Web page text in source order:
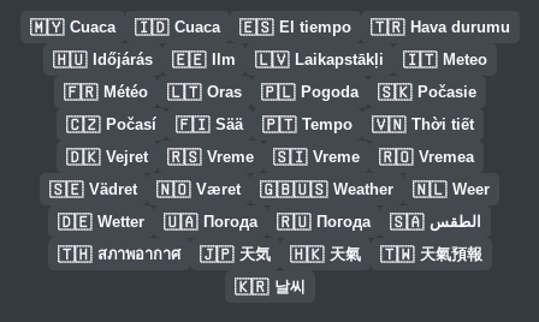
🇲🇾 Cuaca 🇮🇩 Cuaca 🇪🇸 El tiempo 🇹🇷 Hava durumu
🇭🇺 Időjárás 🇪🇪 Ilm 🇱🇻 Laikapstākļi 🇮🇹 Meteo
🇫🇷 Météo 🇱🇹 Oras 🇵🇱 Pogoda 🇸🇰 Počasie
🇨🇿 Počasí 🇫🇮 Sää 🇵🇹 Tempo 🇻🇳 Thời tiết
🇩🇰 Vejret 🇷🇸 Vreme 🇸🇮 Vreme 🇷🇴 Vremea
🇸🇪 Vädret 🇳🇴 Været 🇬🇧🇺🇸 Weather 🇳🇱 Weer
🇩🇪 Wetter 🇺🇦 Погода 🇷🇺 Погода 🇸🇦 الطقس
🇹🇭 สภาพอากาศ 🇯🇵 天気 🇭🇰 天氣 🇹🇼 天氣預報
🇰🇷 날씨